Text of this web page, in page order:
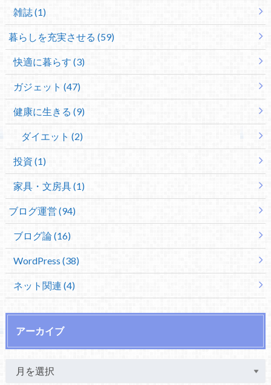
雑誌 (1)
暮らしを充実させる (59)
快適に暮らす (3)
ガジェット (47)
健康に生きる (9)
ダイエット (2)
投資 (1)
家具・文房具 (1)
ブログ運営 (94)
ブログ論 (16)
WordPress (38)
ネット関連 (4)
アーカイブ